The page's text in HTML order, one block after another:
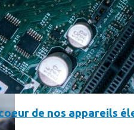
peut vous aider en
de nos appareils